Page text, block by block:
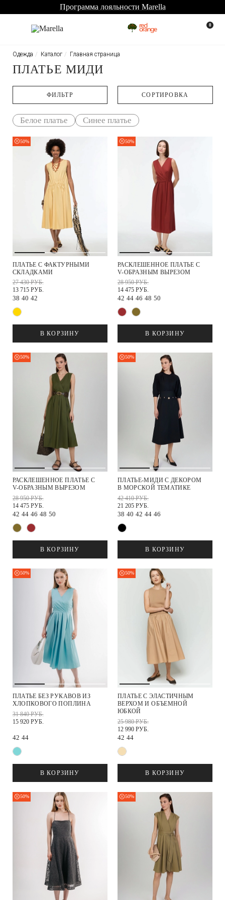
Программа лояльности Marella
0
Главная страница
Каталог
Одежда
ПЛАТЬЕ МИДИ
ФИЛЬТР CОРТИРОВКА
Белое платье Синее платье
50%
ПЛАТЬЕ С ФАКТУРНЫМИ
СКЛАДКАМИ
27 430 РУБ.
13 715 РУБ.
38 40 42
В КОРЗИНУ
50%
РАСКЛЕШЕННОЕ ПЛАТЬЕ С
V-ОБРАЗНЫМ ВЫРЕЗОМ
28 950 РУБ.
14 475 РУБ.
42 44 46 48 50
В КОРЗИНУ
50%
РАСКЛЕШЕННОЕ ПЛАТЬЕ С
V-ОБРАЗНЫМ ВЫРЕЗОМ
28 950 РУБ.
14 475 РУБ.
42 44 46 48 50
В КОРЗИНУ
50%
ПЛАТЬЕ-МИДИ С ДЕКОРОМ
В МОРСКОЙ ТЕМАТИКЕ
42 410 РУБ.
21 205 РУБ.
38 40 42 44 46
В КОРЗИНУ
50%
ПЛАТЬЕ БЕЗ РУКАВОВ ИЗ
ХЛОПКОВОГО ПОПЛИНА
31 840 РУБ.
15 920 РУБ.
42 44
В КОРЗИНУ
50%
ПЛАТЬЕ С ЭЛАСТИЧНЫМ
ВЕРХОМ И ОБЪЕМНОЙ
ЮБКОЙ
25 980 РУБ.
12 990 РУБ.
42 44
В КОРЗИНУ
50% 50%